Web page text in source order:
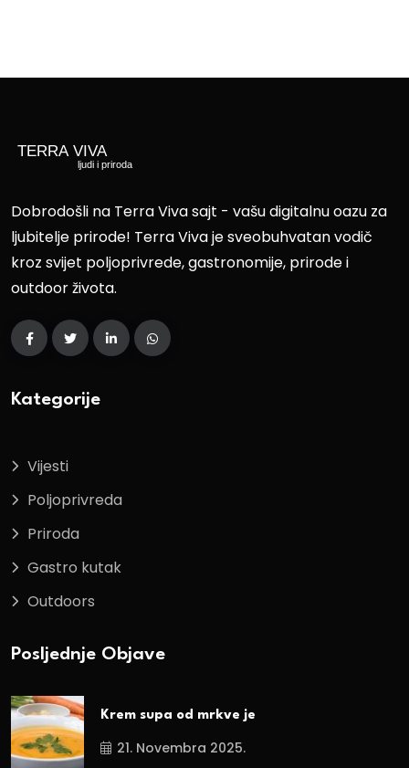
Dobrodošli na Terra Viva sajt - vašu digitalnu oazu za
ljubitelje prirode! Terra Viva je sveobuhvatan vodič
kroz svijet poljoprivrede, gastronomije, prirode i
outdoor života.
Kategorije
Vijesti
Poljoprivreda
Priroda
Gastro kutak
Outdoors
Posljednje Objave
Krem supa od mrkve je
21. Novembra 2025.